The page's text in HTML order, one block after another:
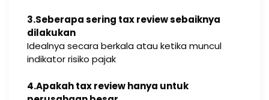
3.Seberapa sering tax review sebaiknya
dilakukan
Idealnya secara berkala atau ketika muncul
indikator risiko pajak
4.Apakah tax review hanya untuk